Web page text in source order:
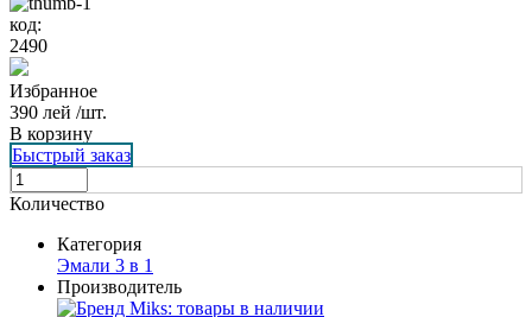
код:
2490
Избранное
390 лей /шт.
В корзину
Быстрый заказ
Количество
Категория
Эмали 3 в 1
Производитель